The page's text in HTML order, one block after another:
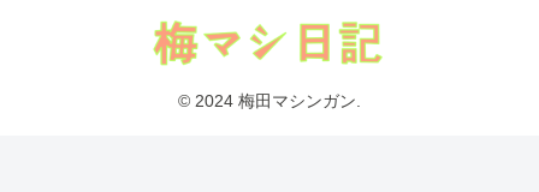
© 2024 梅田マシンガン.